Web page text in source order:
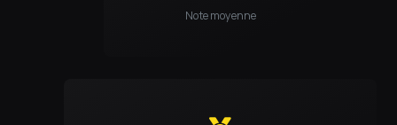
Note moyenne